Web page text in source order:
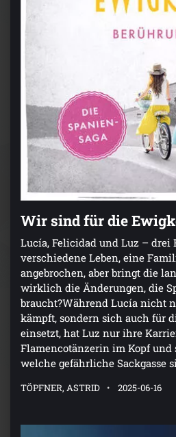
Wir sind für die
Lucía, Felicidad und Luz – drei
verschiedene Leben, eine
angebrochen, aber bringt die
wirklich die Änderungen, die
braucht?Während Lucía nicht
kämpft, sondern sich auch für
einsetzt, hat Luz nur ihre
Flamencotänzerin im Kopf
welche gefährliche Sackgasse
TÖPFNER, ASTRID 2025-06-16